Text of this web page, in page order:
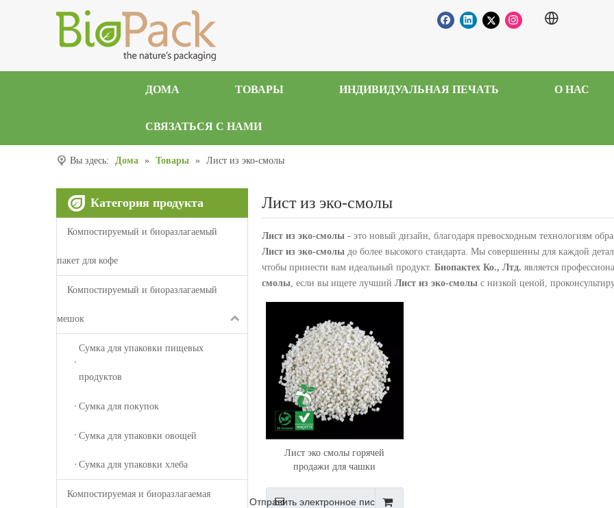
ДОМА ТОВАРЫ ИНДИВИДУАЛЬНАЯ ПЕЧАТЬ О НАС
СВЯЗАТЬСЯ С НАМИ
Вы здесь: Дома » Товары » Лист из эко-смолы
Категория продукта
Компостируемый и биоразлагаемый
пакет для кофе
Компостируемый и биоразлагаемый
мешок
Сумка для упаковки пищевых
продуктов
Сумка для покупок
Сумка для упаковки овощей
Сумка для упаковки хлеба
Компостируемая и биоразлагаемая
Лист из эко-смолы
Лист из эко-смолы - это новый дизайн, благодаря превосходным технологиям
Лист из эко-смолы до более высокого стандарта. Мы совершенны для каждой
чтобы принести вам идеальный продукт. Биопактех Ко., Лтд. является
смолы, если вы ищете лучший Лист из эко-смолы с низкой ценой,
Лист эко смолы горячей
продажи для чашки
Отправить электронное письмо